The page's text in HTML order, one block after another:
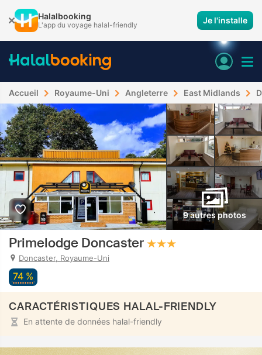
Halalbooking
L'app du voyage halal-friendly Je l'installe
Accueil Royaume-Uni Angleterre East Midlands
9 autres photos
Primelodge Doncaster
Doncaster, Royaume-Uni
74 %
CARACTÉRISTIQUES HALAL-FRIENDLY
En attente de données halal-friendly